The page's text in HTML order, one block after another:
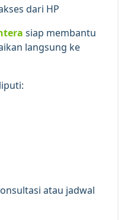
dari HP
siap membantu
langsung ke
atau jadwal